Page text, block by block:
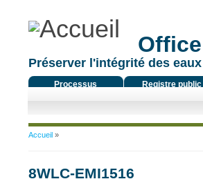
Préserver l'intégrité des
Processus
Registre public
Vous êtes ici
Accueil»
8WLC-EMI1516